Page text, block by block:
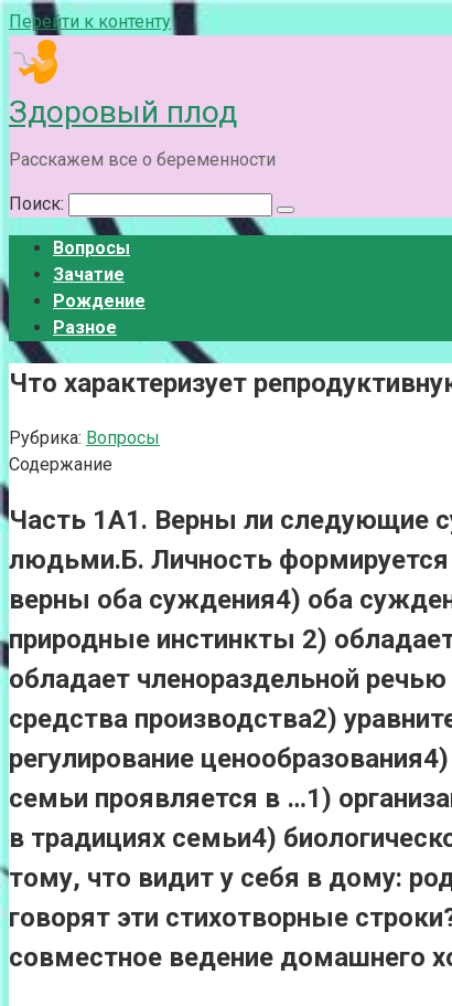
Перейти к контенту
Здоровый плод
Расскажем все о беременности
Поиск:
Вопросы
Зачатие
Рождение
Разное
Что характеризует
Рубрика: Вопросы
Содержание
Часть 1А1. Верны ли следующие
людьми.Б. Личность формируется
верны оба суждения4) оба
природные инстинкты 2)
обладает членораздельной
средства производства2)
регулирование
семьи проявляется в …1)
в традициях семьи4)
тому, что видит у себя в дому:
говорят эти стихотворные
совместное ведение домашнего